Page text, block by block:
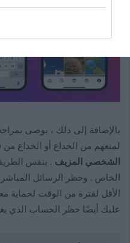
بالإضافة إلى ذلك ، يوصى
لمنعهم من الخداع أو الخداع من
الشخصي المزيف . بنفس
الخاص . وحظر الرسائل
الأقل لفترة من الوقت لحماية
عليك أيضًا حظر الحساب الذي